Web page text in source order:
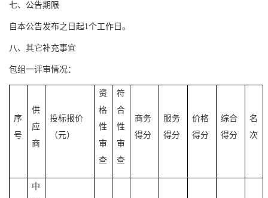
七、公告期限
自本公告发布之日起1个工作日。
八、其它补充事宜
包组一评审情况：
序
号
供
应
商
投标报价
（元）
资
格
性
审
查
符
合
性
审
查
商务
得分
服务
得分
价格
得分
综合
得分
名
次
中